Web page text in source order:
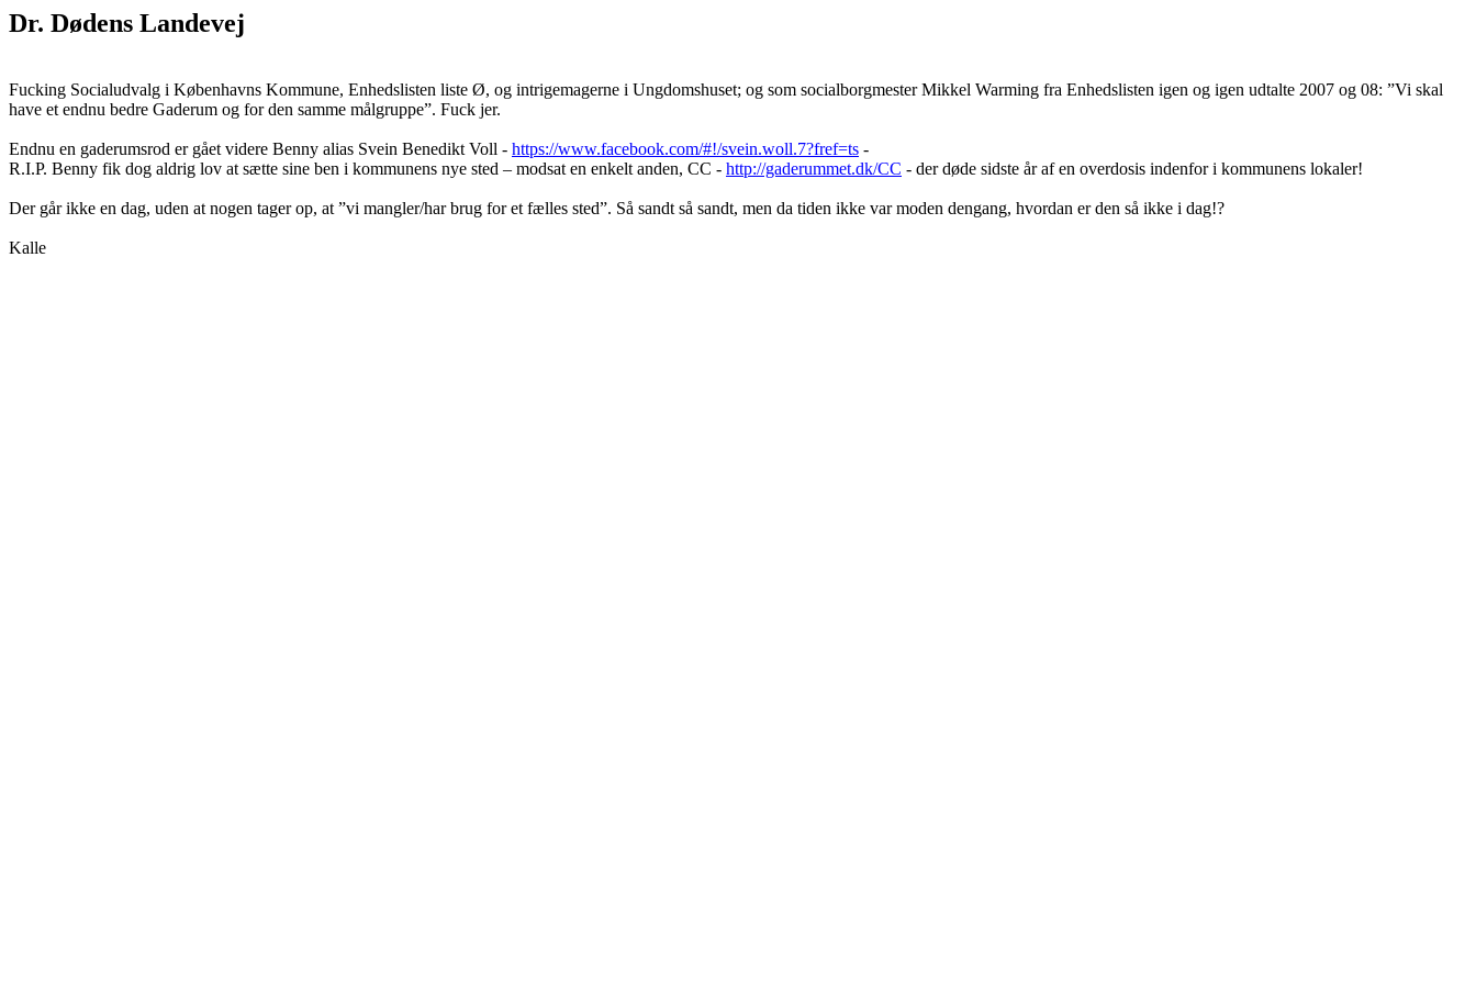
Dr. Dødens Landevej
Fucking Socialudvalg i Københavns Kommune, Enhedslisten liste Ø, og intrigemagerne i Ungdomshuset; og som socialborgmester Mikkel Warming fra Enhedslisten igen og igen udtalte 2007 og 08: ”Vi skal
have et endnu bedre Gaderum og for den samme målgruppe”. Fuck jer.
Endnu en gaderumsrod er gået videre Benny alias Svein Benedikt Voll - https://www.facebook.com/#!/svein.woll.7?fref=ts -
R.I.P. Benny fik dog aldrig lov at sætte sine ben i kommunens nye sted – modsat en enkelt anden, CC - http://gaderummet.dk/CC - der døde sidste år af en overdosis indenfor i kommunens lokaler!
Der går ikke en dag, uden at nogen tager op, at ”vi mangler/har brug for et fælles sted”. Så sandt så sandt, men da tiden ikke var moden dengang, hvordan er den så ikke i dag!?
Kalle